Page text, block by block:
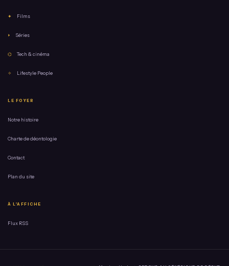
✦ Films
⏵ Séries
⌬ Tech & cinéma
✧ Lifestyle People
LE FOYER
Notre histoire
Charte de déontologie
Contact
Plan du site
À L'AFFICHE
Flux RSS